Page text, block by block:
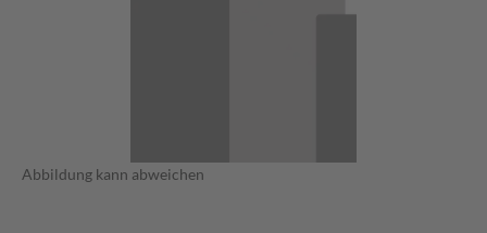
Abbildung kann abweichen